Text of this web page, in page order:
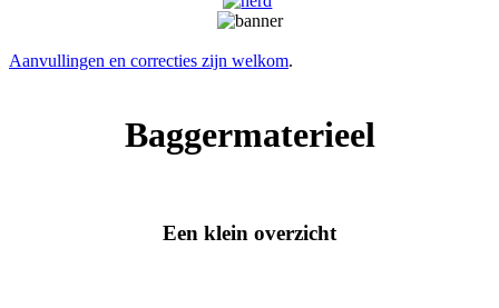
Aanvullingen en correcties zijn welkom.
Baggermaterieel
Een klein overzicht